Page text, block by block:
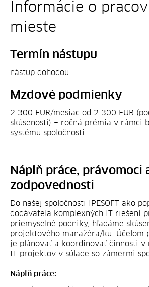
Informácie o
mieste
Termín nástupu
nástup dohodou
Mzdové podmienky
2 300 EUR/mesiac od 2 300 EUR
skúseností) + ročná prémia v rámci
systému spoločnosti
Náplň práce, právomoci
zodpovednosti
Do našej spoločnosti IPESOFT ako
dodávateľa komplexných IT riešení
priemyselné podniky, hľadáme
projektového manažéra/ku. Účelom
je plánovať a koordinovať činnosti v
IT projektov v súlade so zámermi
Náplň práce: